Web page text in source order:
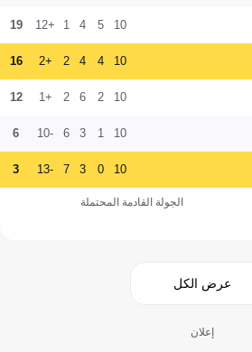
10
5
4
1
+12
19
10
4
4
2
+2
16
10
2
6
2
+1
12
10
1
3
6
-10
6
10
0
3
7
-13
3
الجولة القادمة المحتملة
عرض الكل
إعلان